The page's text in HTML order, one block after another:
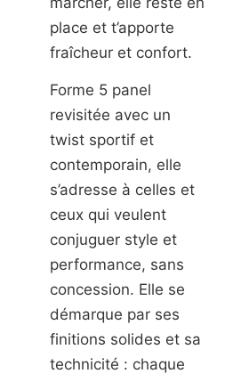
place et t’apporte
fraîcheur et confort.
Forme 5 panel
revisitée avec un
twist sportif et
contemporain, elle
s’adresse à celles et
ceux qui veulent
conjuguer style et
performance, sans
concession. Elle se
démarque par ses
finitions solides et sa
technicité : chaque